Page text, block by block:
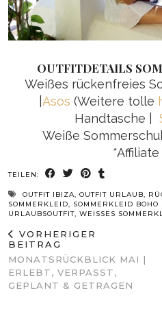
OUTFITDETAILS
Weißes rückenfreies
Asos (Weitere tolle
Handtasche |
Weiße
TEILEN:
OUTFIT IBIZA OUTFIT URLAUB
SOMMERKLEID
SOMMERKLEID BOHO
URLAUBSOUTFIT WEISSES
VORHERIGER
BEITRAG
MONATSRÜCKBLICK MAI |
ERLEBT, VERPASST,
GEPLANT & GETRAGEN